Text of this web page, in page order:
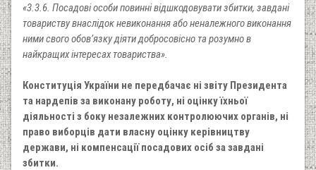
«3.3.6. Посадові особи повинні відшкодовувати збитки, завдані
товариству внаслідок невиконання або неналежного виконання
ними свого обов’язку діяти добросовісно та розумно в
найкращих інтересах товариства».
Конституція України не передбачає ні звіту Президента
та нардепів за виконану роботу, ні оцінку їхньої
діяльності з боку незалежних контролюючих органів, ні
право виборців дати власну оцінку керівництву
держави, ні компенсації посадових осіб за завдані
збитки.